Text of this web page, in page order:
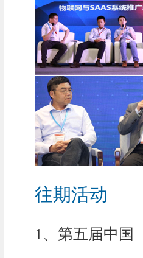
往期活动
1、第五届中国